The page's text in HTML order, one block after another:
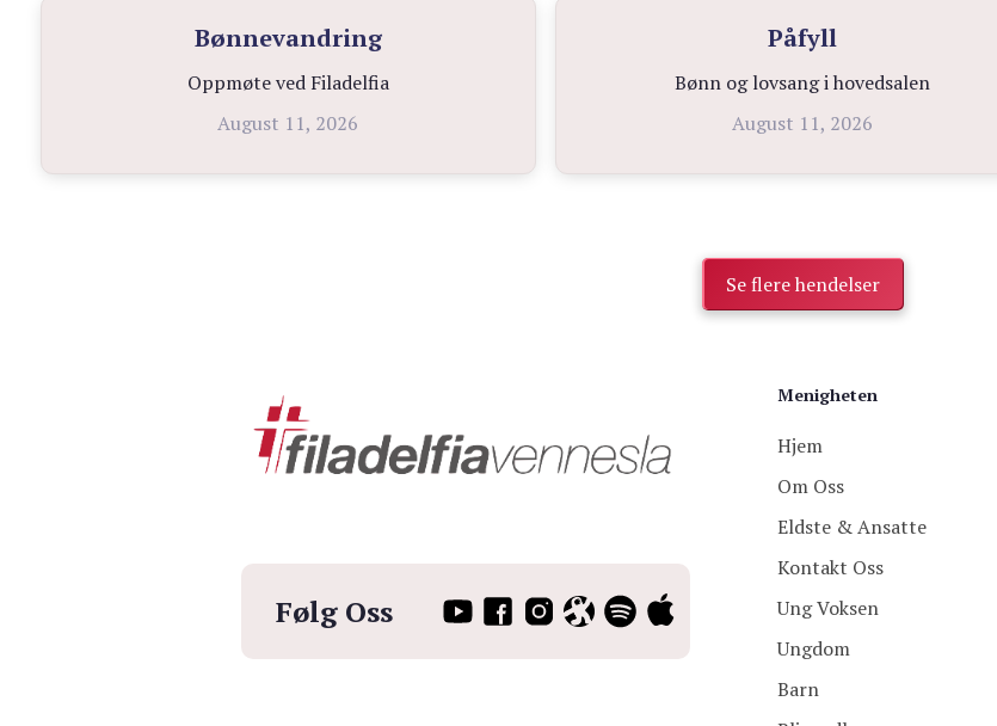
Bønnevandring
Oppmøte ved Filadelfia
August 11, 2026
Påfyll
Bønn og lovsang i hovedsalen
August 11, 2026
Se flere hendelser
Følg Oss
Menigheten
Hjem
Om Oss
Eldste & Ansatte
Kontakt Oss
Ung Voksen
Ungdom
Barn